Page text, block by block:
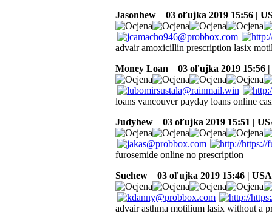
Jasonhew
03 oľujka 2019 15:56 |
advair amoxicillin prescription lasix
Money Loan
03 oľujka 2019 15:56
loans vancouver payday loans online
Judyhew
03 oľujka 2019 15:51 |
furosemide online no prescription
Suehew
03 oľujka 2019 15:46 | USA
advair asthma motilium lasix without a